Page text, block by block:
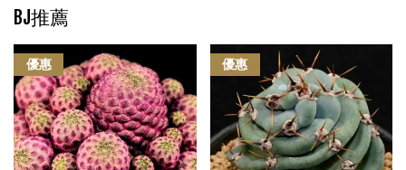
BJ推薦
優惠 優惠